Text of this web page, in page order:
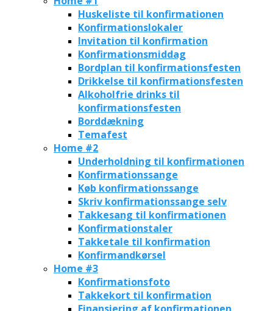
Huskeliste til konfirmationen
Konfirmationslokaler
Invitation til konfirmation
Konfirmationsmiddag
Bordplan til konfirmationsfesten
Drikkelse til konfirmationsfesten
Alkoholfrie drinks til
konfirmationsfesten
Borddækning
Temafest
Home #2
Underholdning til konfirmationen
Konfirmationssange
Køb konfirmationssange
Skriv konfirmationssange selv
Takkesang til konfirmationen
Konfirmationstaler
Takketale til konfirmation
Konfirmandkørsel
Home #3
Konfirmationsfoto
Takkekort til konfirmation